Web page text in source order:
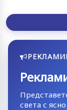
света с